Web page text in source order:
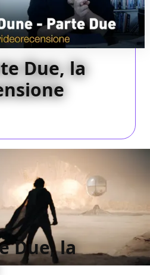
Due, la
Due, la